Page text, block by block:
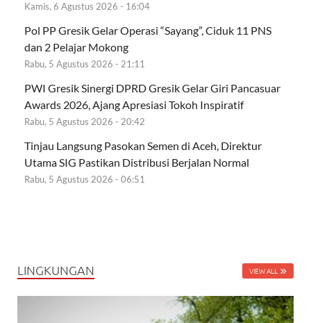
Kamis, 6 Agustus 2026 - 16:04
Pol PP Gresik Gelar Operasi “Sayang”, Ciduk 11 PNS
dan 2 Pelajar Mokong
Rabu, 5 Agustus 2026 - 21:11
PWI Gresik Sinergi DPRD Gresik Gelar Giri Pancasuar
Awards 2026, Ajang Apresiasi Tokoh Inspiratif
Rabu, 5 Agustus 2026 - 20:42
Tinjau Langsung Pasokan Semen di Aceh, Direktur
Utama SIG Pastikan Distribusi Berjalan Normal
Rabu, 5 Agustus 2026 - 06:51
LINGKUNGAN VIEW ALL